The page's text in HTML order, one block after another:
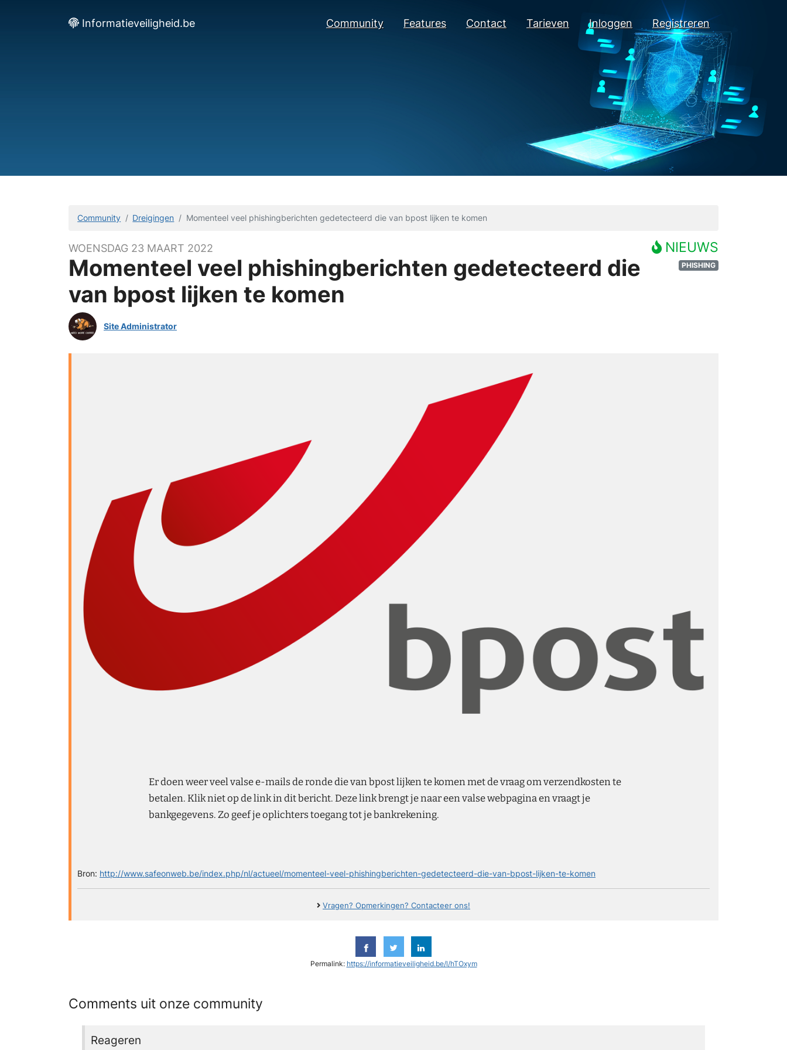
Informatieveiligheid.be Community Features Contact Tarieven Inloggen Registreren
Community Dreigingen Momenteel veel phishingberichten gedetecteerd die van bpost lijken te komen
NIEUWS
PHISHING
WOENSDAG 23 MAART 2022
Momenteel veel phishingberichten gedetecteerd die
van bpost lijken te komen
Site Administrator
Er doen weer veel valse e-mails de ronde die van bpost lijken te komen met de vraag om verzendkosten te
betalen. Klik niet op de link in dit bericht. Deze link brengt je naar een valse webpagina en vraagt je
bankgegevens. Zo geef je oplichters toegang tot je bankrekening.
Bron: http://www.safeonweb.be/index.php/nl/actueel/momenteel-veel-phishingberichten-gedetecteerd-die-van-bpost-lijken-te-komen
Vragen? Opmerkingen? Contacteer ons!
Permalink: https://informatieveiligheid.be/l/hTOxym
Comments uit onze community
Reageren